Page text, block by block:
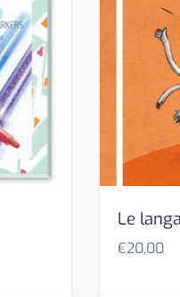
Le
€20,00